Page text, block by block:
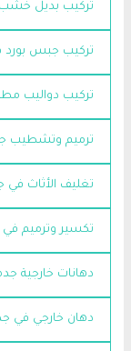
تركيب بديل
تركيب جبس بورد
تركيب دواليب
ترميم وتشطيب
تغليف الأثاث في
تكسير وترميم
دهانات خارجية
دهان خارجي في